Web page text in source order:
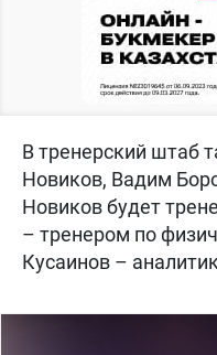
В тренерский штаб
Новиков, Вадим
Новиков будет
– тренером по
Кусаинов –